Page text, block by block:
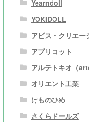
Yearndoll
YOKIDOLL
アビス・クリエ
アプリコット
アルテトキオ（
オリエント工業
けものひめ
さくらドールズ